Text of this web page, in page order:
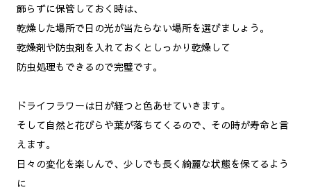
飾らずに保管しておく時は、
乾燥した場所で日の光が当たらない場所を選びましょう。
乾燥剤や防虫剤を入れておくとしっかり乾燥して
防虫処理もできるので完璧です。
ドライフラワーは日が経つと色あせていきます。
そして自然と花びらや葉が落ちてくるので、その時が寿命と言
えます。
日々の変化を楽しんで、少しでも長く綺麗な状態を保てるよう
に